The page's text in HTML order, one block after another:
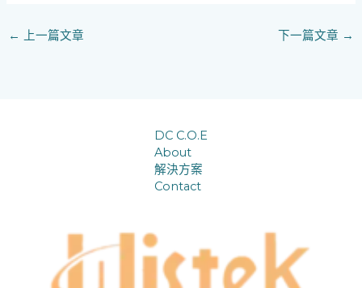
← 上一篇文章 下一篇文章 →
DC C.O.E
About
解決方案
Contact